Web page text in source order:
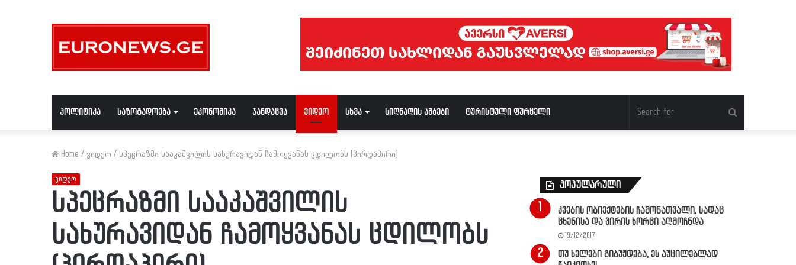
პოლიტიკა საზოგადოება ეკონომიკა ჯანდაცვა ვიდეო სხვა სიღნაღის ამბები ტურისტული ფურცელი
Home / ვიდეო / სპეცრაზმი სააკაშვილის სახურავიდან ჩამოყვანას ცდილობს (პირდაპირი)
ვიდეო
სპეცრაზმი სააკაშვილის
სახურავიდან ჩამოყვანას ცდილობს
პოპულარული
კვების ობიექტების ჩამონათვალი, სადაც
ცხენისა და ვირის ხორცი აღმოჩნდა
19/12/2017
თუ ხელები გიბუჟდება, ეს აუცილებლად